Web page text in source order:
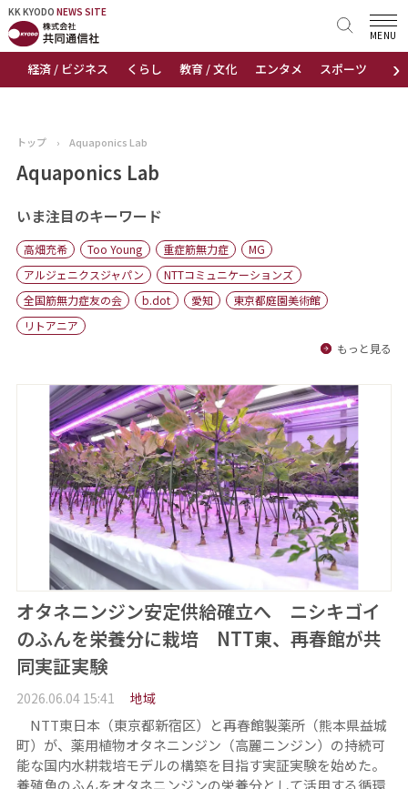
KK KYODO NEWS SITE
›
経済 / ビジネス くらし 教育 / 文化 エンタメ スポーツ 地域
MENU
KK KYODONEWS SITE
トップページ
ニュース
おすすめコンテンツ
出版物
会社概要
トップ › Aquaponics Lab
Aquaponics Lab
いま注目のキーワード
高畑充希 Too Young 重症筋無力症
MG
アルジェニクスジャパン
NTTコミュニケーションズ
全国筋無力症友の会
b.dot 愛知
東京都庭園美術館
リトアニア
もっと見る
オタネニンジン安定供給確立へ ニシキゴイ
のふんを栄養分に栽培 NTT東、再春館が共
同実証実験
2026.06.04 15:41 地域
NTT東日本（東京都新宿区）と再春館製薬所（熊本県益城
町）が、薬用植物オタネニンジン（高麗ニンジン）の持続可
能な国内水耕栽培モデルの構築を目指す実証実験を始めた。
養殖魚のふんをオタネニンジンの栄養分として活用する循環